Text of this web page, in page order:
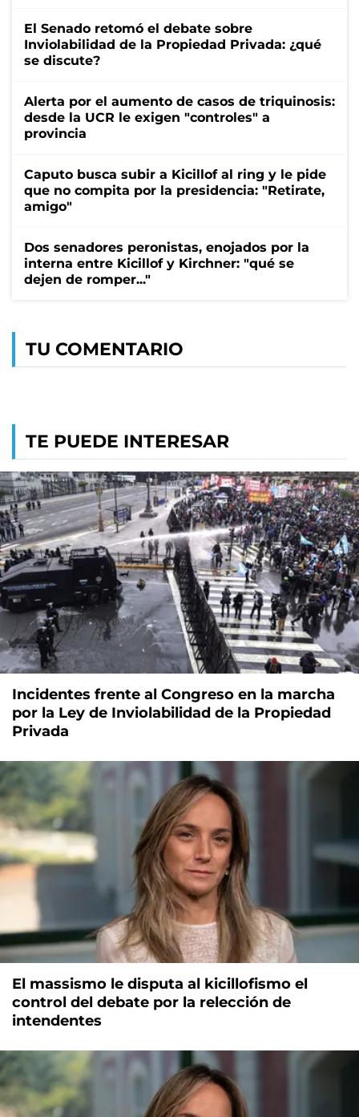
El Senado retomó el debate sobre
Inviolabilidad de la Propiedad Privada: ¿qué
se discute?
Alerta por el aumento de casos de triquinosis:
desde la UCR le exigen "controles" a
provincia
Caputo busca subir a Kicillof al ring y le pide
que no compita por la presidencia: "Retirate,
amigo"
Dos senadores peronistas, enojados por la
interna entre Kicillof y Kirchner: "qué se
dejen de romper..."
TU COMENTARIO
TE PUEDE INTERESAR
Incidentes frente al Congreso en la marcha
por la Ley de Inviolabilidad de la Propiedad
Privada
El massismo le disputa al kicillofismo el
control del debate por la relección de
intendentes